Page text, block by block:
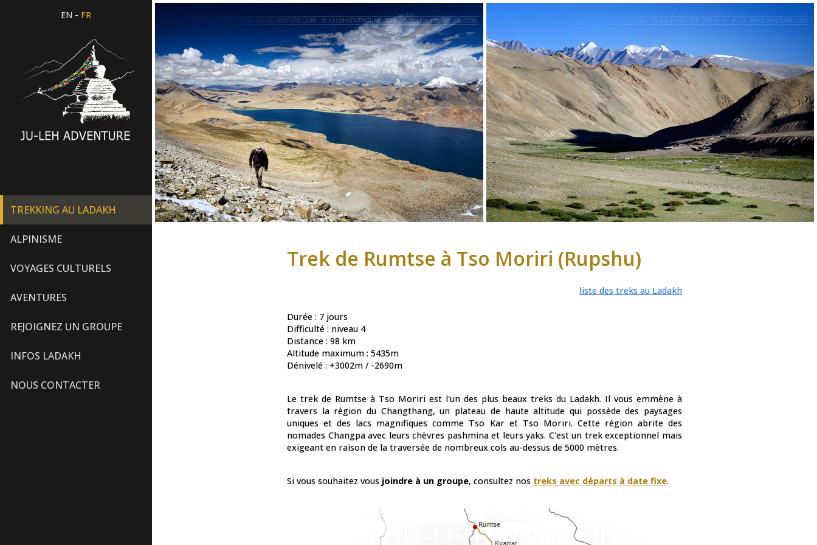
EN - FR
TREKKING AU LADAKH
ALPINISME
VOYAGES CULTURELS
AVENTURES
REJOIGNEZ UN GROUPE
INFOS LADAKH
NOUS CONTACTER
Trek de Rumtse à Tso Moriri (Rupshu)
liste des treks au Ladakh
Durée : 7 jours
Difficulté : niveau 4
Distance : 98 km
Altitude maximum : 5435m
Dénivelé : +3002m / -2690m
Le trek de Rumtse à Tso Moriri est l'un des plus beaux treks du Ladakh. Il vous emmène à
travers la région du Changthang, un plateau de haute altitude qui possède des paysages
uniques et des lacs magnifiques comme Tso Kar et Tso Moriri. Cette région abrite des
nomades Changpa avec leurs chèvres pashmina et leurs yaks. C'est un trek exceptionnel mais
exigeant en raison de la traversée de nombreux cols au-dessus de 5000 mètres.
Si vous souhaitez vous joindre à un groupe, consultez nos treks avec départs à date fixe.